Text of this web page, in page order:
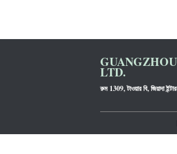
LTD.
রুম 1309, টাওয়ার বি, জিয়াদা